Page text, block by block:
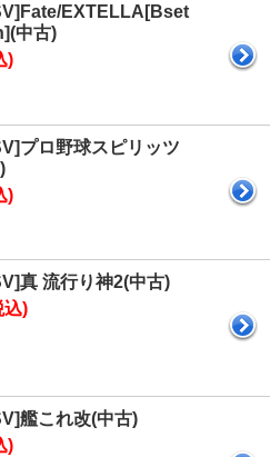
EXTELLA[Bset
中古)
)
プロ野球スピリッツ
)
真 流行り神2(中古)
込)
艦これ改(中古)
)